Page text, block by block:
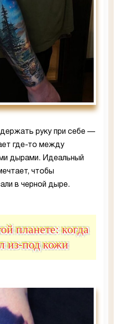
руку при себе —
где-то между
дырами. Идеальный
чтобы
в черной дыре.
планете: когда
из-под кожи